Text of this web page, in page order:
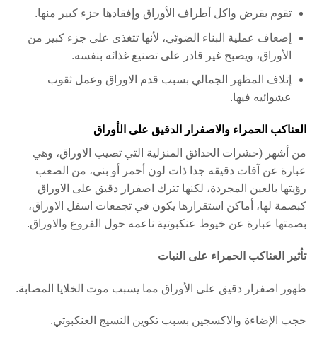
تقوم بقرض واكل أطراف الأوراق وإفقادها جزء كبير منها.
إضعاف عملية البناء الضوئي، لأنها تتغذى على جزء كبير من
الأوراق، ويصبح غير قادر على تصنيع غذائه بنفسه.
إتلاف المظهر الجمالي بسبب قدم الاوراق وعمل ثقوب
عشوائيه فيها.
العناكب الحمراء والاصفرار الدقيق على الأوراق
من أشهر (حشرات الحدائق المنزلية التي تصيب الاوراق، وهي
عبارة عن آفات دقيقه جدا ذات لون أحمر أو بني، من الصعب
رؤيتها بالعين المجردة، لكنها تترك اصفرار دقيق على الاوراق
كبصمة لها، أماكن استقرارها يكون في تجمعات اسفل الاوراق،
بصمتها عبارة عن خيوط عنكبوتية ناعمه حول الفروع والاوراق.
تأثير العناكب الحمراء على النبات
ظهور اصفرار دقيق على الأوراق مما يسبب موت الخلايا المصابة.
حجب الإضاءة والاكسجين بسبب تكوين النسيج العنكبوتي.